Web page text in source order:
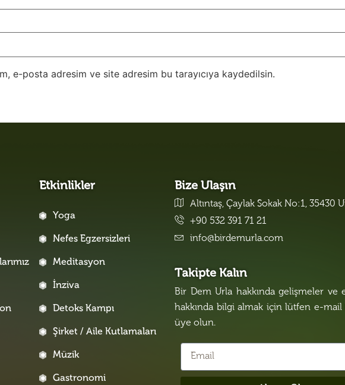
e-posta adresim ve site adresim bu tarayıcıya kaydedilsin.
Etkinlikler
Yoga
Nefes Egzersizleri
Meditasyon
İnziva
Detoks Kampı
Şirket / Aile Kutlamaları
Müzik
Gastronomi
Bize Ulaşın
Altıntaş, Çaylak Sokak No:1, 35430
+90 532 391 71 21
info@birdemurla.com
Takipte Kalın
Bir Dem Urla hakkında gelişmeler ve
hakkında bilgi almak için lütfen e-mail
üye olun.